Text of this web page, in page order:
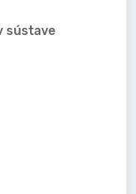
sústave